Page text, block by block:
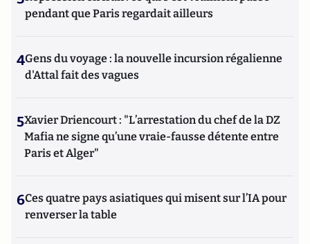
pendant que Paris regardait ailleurs
4Gens du voyage : la nouvelle incursion régalienne
d'Attal fait des vagues
5Xavier Driencourt : "L’arrestation du chef de la DZ
Mafia ne signe qu’une vraie-fausse détente entre
Paris et Alger"
6Ces quatre pays asiatiques qui misent sur l’IA pour
renverser la table